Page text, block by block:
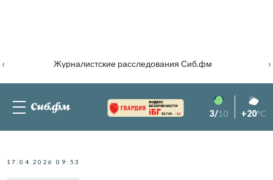
Журналистские расследования Сиб.фм
‹ ›
82.76% -1.2 3/10 +20°C
17.04.2026 09:53